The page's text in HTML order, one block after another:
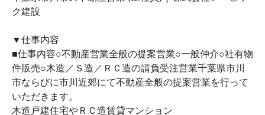
ク建設
▼仕事内容
■仕事内容○不動産営業全般の提案営業○一般仲介○社有物
件販売○木造／Ｓ造／ＲＣ造の請負受注営業千葉県市川
市ならびに市川近郊にて不動産全般の提案営業を行って
いただきます。
木造戸建住宅やＲＣ造賃貸マンション